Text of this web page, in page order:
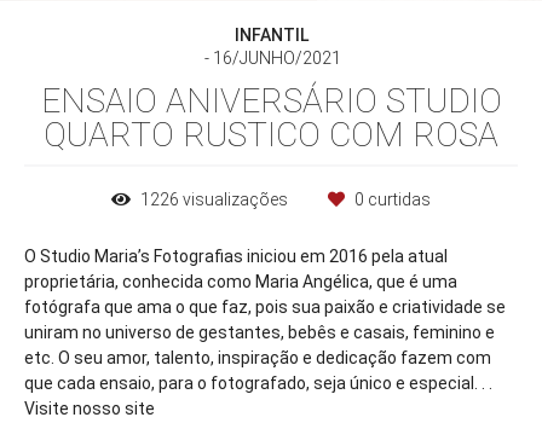
INFANTIL
16/JUNHO/2021
ENSAIO ANIVERSÁRIO STUDIO
QUARTO RUSTICO COM ROSA
1226 visualizações 0 curtidas
O Studio Maria’s Fotografias iniciou em 2016 pela atual
proprietária, conhecida como Maria Angélica, que é uma
fotógrafa que ama o que faz, pois sua paixão e criatividade se
uniram no universo de gestantes, bebês e casais, feminino e
etc. O seu amor, talento, inspiração e dedicação fazem com
que cada ensaio, para o fotografado, seja único e especial. . .
Visite nosso site